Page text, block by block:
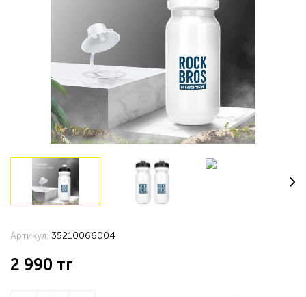
Артикул: 35210066004
2 990 тг